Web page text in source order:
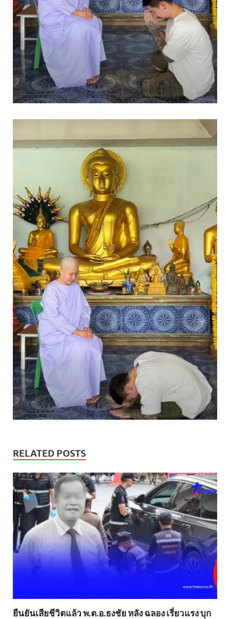
RELATED POSTS
ยืนยันเสียชีวิตแล้ว พ.ต.อ.ธงชัย หลัง ฉลอง เรี่ยวแรง บุก